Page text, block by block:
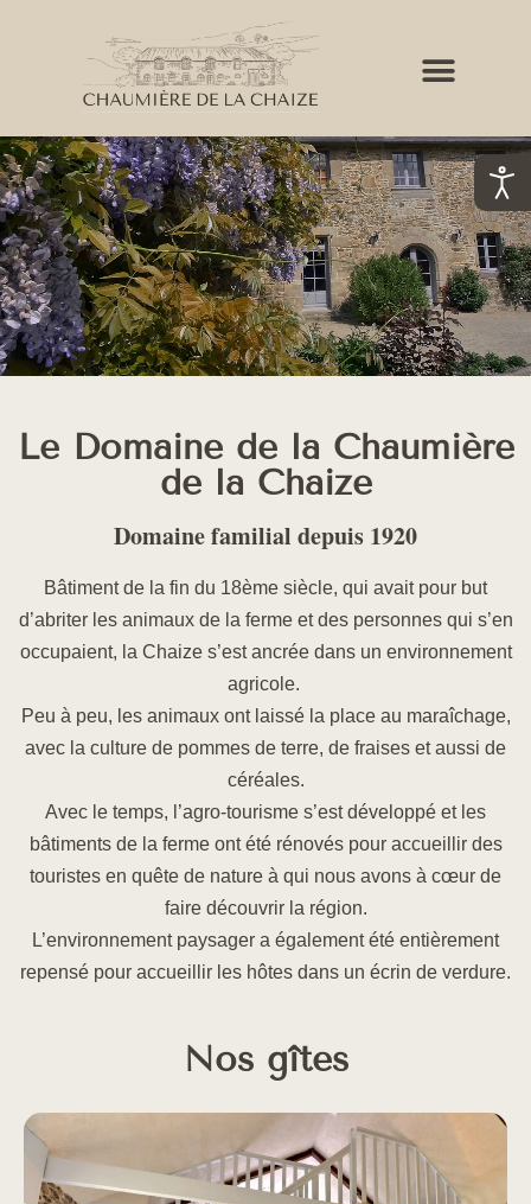
Le Domaine de la Chaumière
de la Chaize
Domaine familial depuis 1920
Bâtiment de la fin du 18ème siècle, qui avait pour but
d’abriter les animaux de la ferme et des personnes qui s’en
occupaient, la Chaize s’est ancrée dans un environnement
agricole.
Peu à peu, les animaux ont laissé la place au maraîchage,
avec la culture de pommes de terre, de fraises et aussi de
céréales.
Avec le temps, l’agro-tourisme s’est développé et les
bâtiments de la ferme ont été rénovés pour accueillir des
touristes en quête de nature à qui nous avons à cœur de
faire découvrir la région.
L’environnement paysager a également été entièrement
repensé pour accueillir les hôtes dans un écrin de verdure.
Nos gîtes